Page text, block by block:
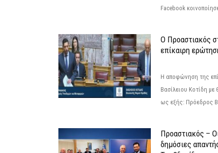
Facebook
Ο Προαστιακός
επίκαιρη
Η αποφώνηση της
Βασίλειου Κοτίδη με
ως εξής: Πρόεδρος
Προαστιακός –
δημόσιες